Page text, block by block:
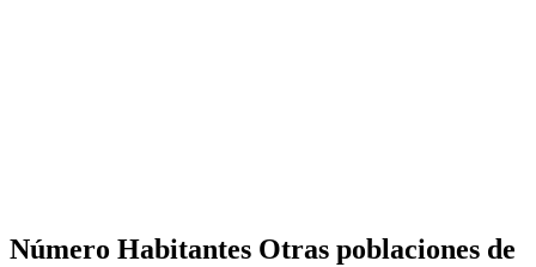
Número Habitantes Otras poblaciones de